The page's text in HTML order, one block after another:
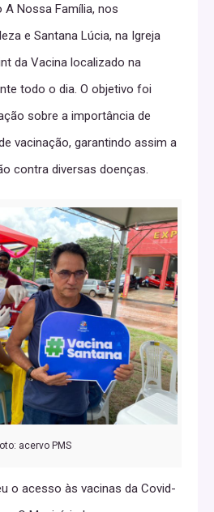
A Nossa Família, nos
e Santana Lúcia, na Igreja
da Vacina localizado na
todo o dia. O objetivo foi
sobre a importância de
vacinação, garantindo assim a
contra diversas doenças.
acervo PMS
o acesso às vacinas da Covid-